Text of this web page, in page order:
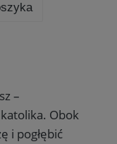
–
Obok
i pogłębić